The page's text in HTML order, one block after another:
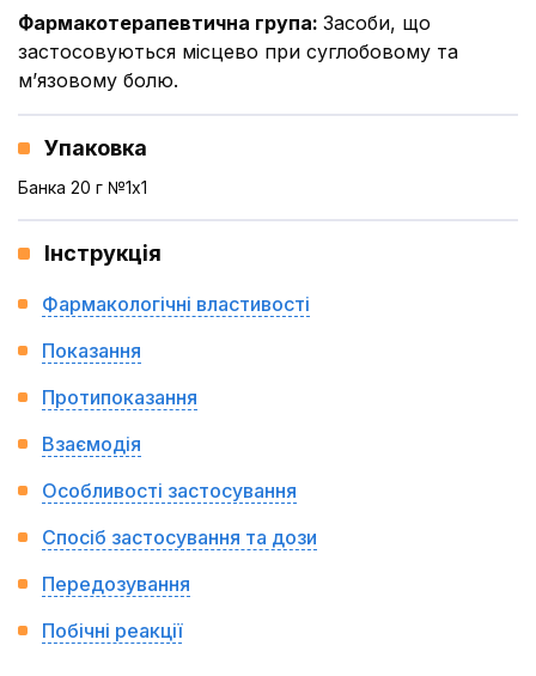
Фармакотерапевтична група: Засоби, що
застосовуються місцево при суглобовому та
м’язовому болю.
Упаковка
Банка 20 г №1x1
Інструкція
Фармакологічні властивості
Показання
Протипоказання
Взаємодія
Особливості застосування
Спосіб застосування та дози
Передозування
Побічні реакції